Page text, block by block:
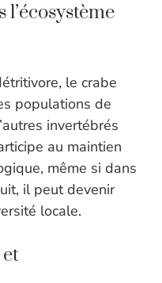
l’écosystème
le crabe
populations de
invertébrés
au maintien
même si dans
il peut devenir
locale.